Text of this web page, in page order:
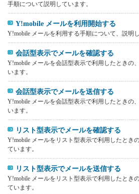
手順について説明しています。
Y!mobile メールを利用開始する
Y!mobile メールを利用する手順について、説明し
会話型表示でメールを確認する
Y!mobile メールを会話型表示で利用したときの
います。
会話型表示でメールを送信する
Y!mobile メールを会話型表示で利用したときの
います。
リスト型表示でメールを確認する
Y!mobile メールをリスト型表示で利用したとき
ています。
リスト型表示でメールを送信する
Y!mobile メールをリスト型表示で利用したとき
ています。